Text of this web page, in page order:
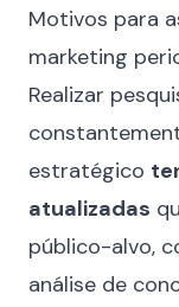
Motivos para
marketing
Realizar
estratégico
atualizadas
público-alvo,
análise de